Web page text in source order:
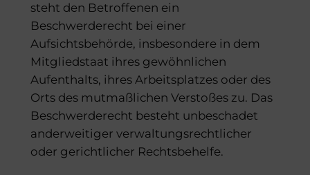
steht den Betroffenen ein
Beschwerderecht bei einer
Aufsichtsbehörde, insbesondere in dem
Mitgliedstaat ihres gewöhnlichen
Aufenthalts, ihres Arbeitsplatzes oder des
Orts des mutmaßlichen Verstoßes zu. Das
Beschwerderecht besteht unbeschadet
anderweitiger verwaltungsrechtlicher
oder gerichtlicher Rechtsbehelfe.